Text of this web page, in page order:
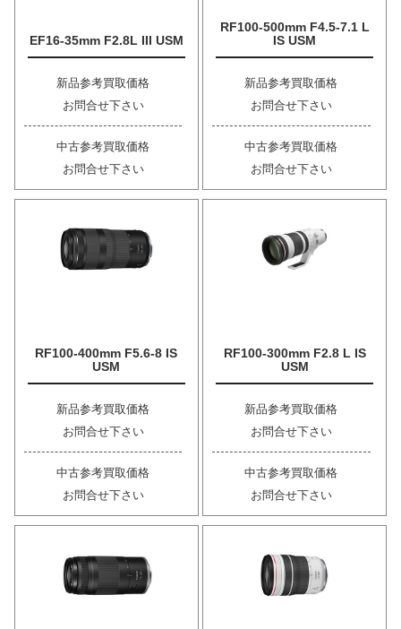
EF16-35mm F2.8L III USM
新品参考買取価格
お問合せ下さい
中古参考買取価格
お問合せ下さい
RF100-500mm F4.5-7.1 L
IS USM
新品参考買取価格
お問合せ下さい
中古参考買取価格
お問合せ下さい
RF100-400mm F5.6-8 IS
USM
新品参考買取価格
お問合せ下さい
中古参考買取価格
お問合せ下さい
RF100-300mm F2.8 L IS
USM
新品参考買取価格
お問合せ下さい
中古参考買取価格
お問合せ下さい